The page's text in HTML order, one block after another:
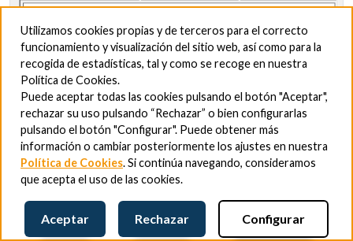
Se incluyen condiciones de pausado del motor en el
caso de no encontrarse resultados completos o si estos
Utilizamos cookies propias y de terceros para el correcto
funcionamiento y visualización del sitio web, así como para la
recogida de estadísticas, tal y como se recoge en nuestra
Política de Cookies.
Puede aceptar todas las cookies pulsando el botón "Aceptar",
rechazar su uso pulsando “Rechazar” o bien configurarlas
pulsando el botón "Configurar". Puede obtener más
información o cambiar posteriormente los ajustes en nuestra
Política de Cookies. Si continúa navegando, consideramos
que acepta el uso de las cookies.
Aceptar Rechazar Configurar